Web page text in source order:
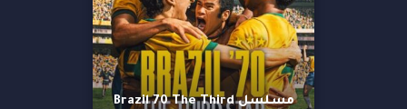
مسلسل Brazil 70 The Third